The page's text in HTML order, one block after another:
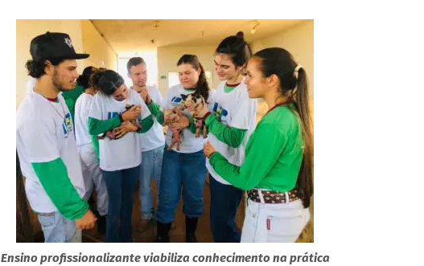
Ensino profissionalizante viabiliza conhecimento na prática